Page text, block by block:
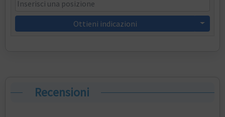
Ottieni indicazioni
Recensioni